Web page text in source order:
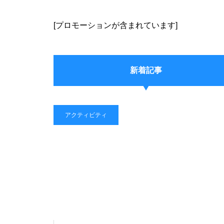
[プロモーションが含まれています]
新着記事
アクティビティ